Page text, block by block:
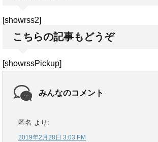
[showrss2]
こちらの記事もどうぞ
[showrssPickup]
みんなのコメント
匿名 より:
2019年2月28日 3:03 PM